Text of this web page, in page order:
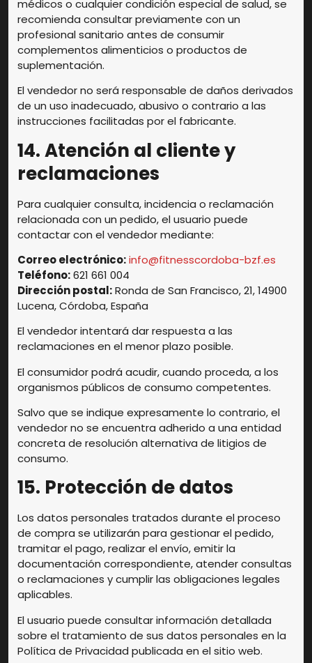
médicos o cualquier condición especial de salud, se
recomienda consultar previamente con un
profesional sanitario antes de consumir
complementos alimenticios o productos de
suplementación.
El vendedor no será responsable de daños derivados
de un uso inadecuado, abusivo o contrario a las
instrucciones facilitadas por el fabricante.
14. Atención al cliente y
reclamaciones
Para cualquier consulta, incidencia o reclamación
relacionada con un pedido, el usuario puede
contactar con el vendedor mediante:
Correo electrónico: info@fitnesscordoba-bzf.es
Teléfono:621 661 004
Dirección postal:Ronda de San Francisco, 21, 14900
Lucena, Córdoba, España
El vendedor intentará dar respuesta a las
reclamaciones en el menor plazo posible.
El consumidor podrá acudir, cuando proceda, a los
organismos públicos de consumo competentes.
Salvo que se indique expresamente lo contrario, el
vendedor no se encuentra adherido a una entidad
concreta de resolución alternativa de litigios de
consumo.
15. Protección de datos
Los datos personales tratados durante el proceso
de compra se utilizarán para gestionar el pedido,
tramitar el pago, realizar el envío, emitir la
documentación correspondiente, atender consultas
o reclamaciones y cumplir las obligaciones legales
aplicables.
El usuario puede consultar información detallada
sobre el tratamiento de sus datos personales en la
Política de Privacidad publicada en el sitio web.